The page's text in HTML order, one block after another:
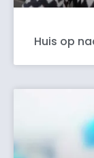
Huis op